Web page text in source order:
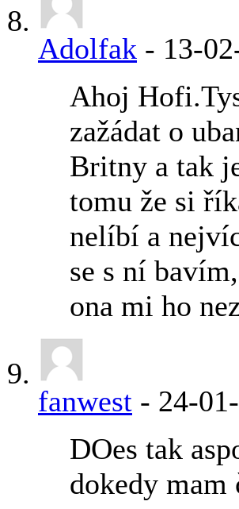
Adolfak - 13-
Ahoj
zažádat o
Britny a tak
tomu že si
nelíbí a
se s ní
ona mi ho
fanwest - 24-
DOes tak
dokedy mam